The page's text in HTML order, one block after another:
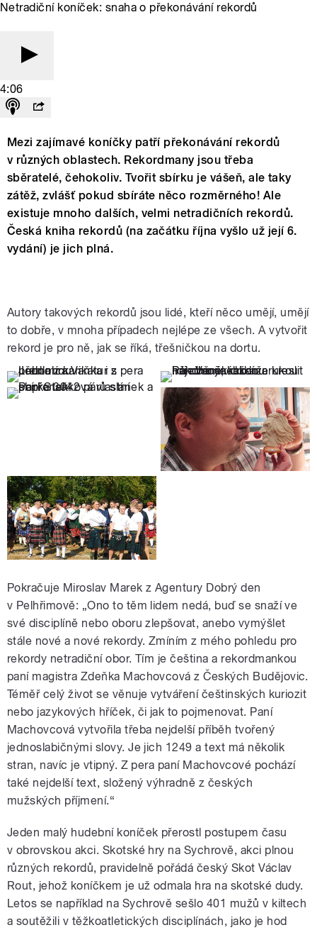
Netradiční koníček: snaha o překonávání rekordů
4:06
Mezi zajímavé koníčky patří překonávání rekordů
v různých oblastech. Rekordmany jsou třeba
sběratelé, čehokoliv. Tvořit sbírku je vášeň, ale taky
zátěž, zvlášť pokud sbíráte něco rozměrného! Ale
existuje mnoho dalších, velmi netradičních rekordů.
Česká kniha rekordů (na začátku října vyšlo už její 6.
vydání) je jich plná.
Autory takových rekordů jsou lidé, kteří něco umějí, umějí
to dobře, v mnoha případech nejlépe ze všech. A vytvořit
rekord je pro ně, jak se říká, třešničkou na dortu.
Pokračuje Miroslav Marek z Agentury Dobrý den
v Pelhřimově: „Ono to těm lidem nedá, buď se snaží ve
své disciplíně nebo oboru zlepšovat, anebo vymýšlet
stále nové a nové rekordy. Zmíním z mého pohledu pro
rekordy netradiční obor. Tím je čeština a rekordmankou
paní magistra Zdeňka Machovcová z Českých Budějovic.
Téměř celý život se věnuje vytváření češtinských kuriozit
nebo jazykových hříček, či jak to pojmenovat. Paní
Machovcová vytvořila třeba nejdelší příběh tvořený
jednoslabičnými slovy. Je jich 1249 a text má několik
stran, navíc je vtipný. Z pera paní Machovcové pochází
také nejdelší text, složený výhradně z českých
mužských příjmení.“
Jeden malý hudební koníček přerostl postupem času
v obrovskou akci. Skotské hry na Sychrově, akci plnou
různých rekordů, pravidelně pořádá český Skot Václav
Rout, jehož koníčkem je už odmala hra na skotské dudy.
Letos se například na Sychrově sešlo 401 mužů v kiltech
a soutěžili v těžkoatletických disciplínách, jako je hod